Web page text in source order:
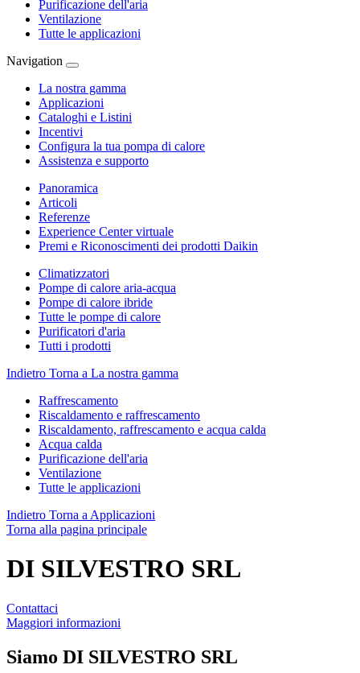
Purificazione dell'aria
Ventilazione
Tutte le applicazioni
Navigation
La nostra gamma
Applicazioni
Cataloghi e Listini
Incentivi
Configura la tua pompa di calore
Assistenza e supporto
Panoramica
Articoli
Referenze
Experience Center virtuale
Premi e Riconoscimenti dei prodotti Daikin
Climatizzatori
Pompe di calore aria-acqua
Pompe di calore ibride
Tutte le pompe di calore
Purificatori d'aria
Tutti i prodotti
Indietro Torna a La nostra gamma
Raffrescamento
Riscaldamento e raffrescamento
Riscaldamento, raffrescamento e acqua calda
Acqua calda
Purificazione dell'aria
Ventilazione
Tutte le applicazioni
Indietro Torna a Applicazioni
Torna alla pagina principale
DI SILVESTRO SRL
Contattaci
Maggiori informazioni
Siamo DI SILVESTRO SRL